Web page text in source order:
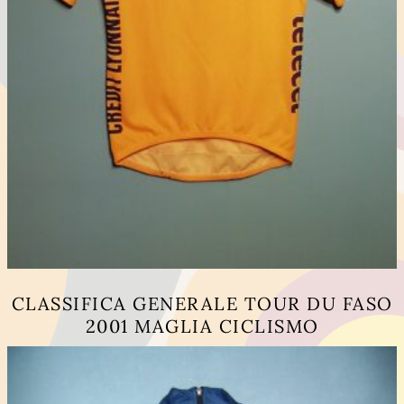
CLASSIFICA GENERALE TOUR DU FASO
2001 MAGLIA CICLISMO
ha